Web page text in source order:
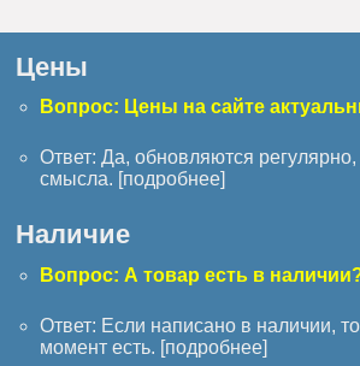
Цены
Вопрос: Цены на сайте
Ответ: Да, обновляются регулярно,
смысла. [подробнее]
Наличие
Вопрос: А товар есть в
Ответ: Если написано в наличии,
момент есть. [подробнее]